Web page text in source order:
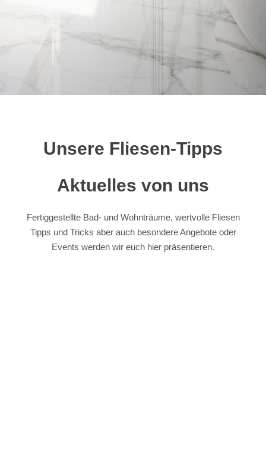
Unsere Fliesen-Tipps
Aktuelles von uns
Fertiggestellte Bad- und Wohnträume, wertvolle Fliesen
Tipps und Tricks aber auch besondere Angebote oder
Events werden wir euch hier präsentieren.